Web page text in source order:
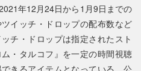
年12月24日から1月9日までの
イッチ・ドロップの配布数など
チ・ドロップは指定されたスト
・タルコフ』を一定の時間視聴
きるアイテムとなっている。公